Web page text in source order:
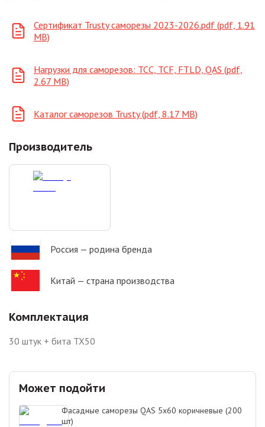
Сертификат Trusty саморезы 2023-2026.pdf (pdf, 1.91
MB)
Нагрузки для саморезов: ТСС, TCF, FTLD, QAS (pdf,
2.67 MB)
Каталог саморезов Trusty (pdf, 8.17 MB)
Производитель
Россия — родина бренда
Китай — страна производства
Комплектация
30 штук + бита TX50
Может подойти
Фасадные саморезы QAS 5х60 коричневые (200
шт)